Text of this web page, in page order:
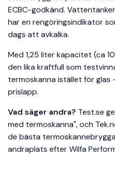
ECBC-godkänd.
har en rengöringsindikator
dags att avkalka.
Med 1,25 liter kapacitet (ca
den lika kraftfull som
termoskanna istället för glas
prislapp.
Vad säger andra? Test.se
med termoskanna", och
de bästa
andraplats efter Wilfa